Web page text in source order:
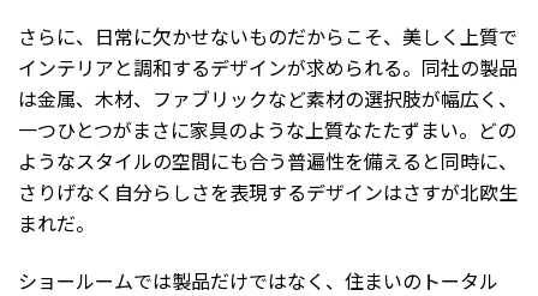
さらに、日常に欠かせないものだからこそ、美しく上質で
インテリアと調和するデザインが求められる。同社の製品
は金属、木材、ファブリックなど素材の選択肢が幅広く、
一つひとつがまさに家具のような上質なたたずまい。どの
ようなスタイルの空間にも合う普遍性を備えると同時に、
さりげなく自分らしさを表現するデザインはさすが北欧生
まれだ。
ショールームでは製品だけではなく、住まいのトータル